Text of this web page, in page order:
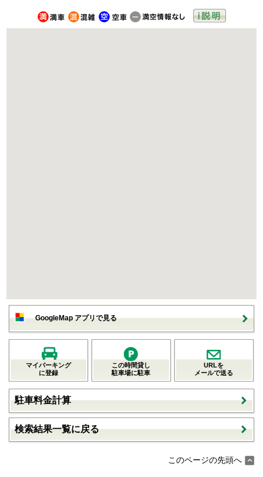
GoogleMap アプリで見る
マイパーキング
に登録
この時間貸し
駐車場に駐車
URLを
メールで送る
駐車料金計算
検索結果一覧に戻る
このページの先頭へ